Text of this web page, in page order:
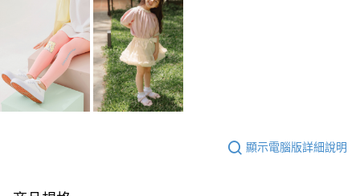
顯示電腦版詳細說明